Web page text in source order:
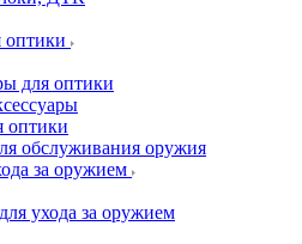
оптики
для оптики
оптики
обслуживания оружия
за оружием
ухода за оружием